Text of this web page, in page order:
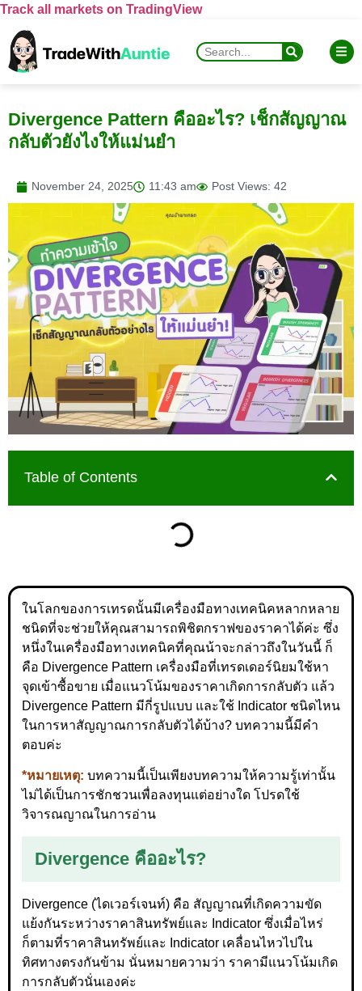
Track all markets on TradingView
Divergence Pattern คืออะไร? เช็กสัญญาณ
กลับตัวยังไงให้แม่นยำ
November 24, 2025 11:43 am Post Views: 42
Table of Contents
ในโลกของการเทรดนั้นมีเครื่องมือทางเทคนิคหลากหลาย
ชนิดที่จะช่วยให้คุณสามารถพิชิตกราฟของราคาได้ค่ะ ซึ่ง
หนึ่งในเครื่องมือทางเทคนิคที่คุณน้าจะกล่าวถึงในวันนี้ ก็
คือ Divergence Pattern เครื่องมือที่เทรดเดอร์นิยมใช้หา
จุดเข้าซื้อขาย เมื่อแนวโน้มของราคาเกิดการกลับตัว แล้ว
Divergence Pattern มีกี่รูปแบบ และใช้ Indicator ชนิดไหน
ในการหาสัญญาณการกลับตัวได้บ้าง? บทความนี้มีคำ
ตอบค่ะ
*หมายเหตุ: บทความนี้เป็นเพียงบทความให้ความรู้เท่านั้น
ไม่ได้เป็นการชักชวนเพื่อลงทุนแต่อย่างใด โปรดใช้
วิจารณญาณในการอ่าน
Divergence คืออะไร?
Divergence (ไดเวอร์เจนท์) คือ สัญญาณที่เกิดความขัด
แย้งกันระหว่างราคาสินทรัพย์และ Indicator ซึ่งเมื่อไหร่
ก็ตามที่ราคาสินทรัพย์และ Indicator เคลื่อนไหวไปใน
ทิศทางตรงกันข้าม นั่นหมายความว่า ราคามีแนวโน้มเกิด
การกลับตัวนั่นเองค่ะ